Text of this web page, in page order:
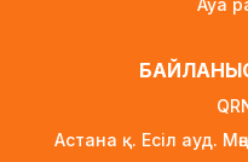
Қыркүйектен бастап
12 сағат бұрын
УЕФА: Инфантиноға
күшінде қалады
Ауа
Астана қ. Есіл ауд.